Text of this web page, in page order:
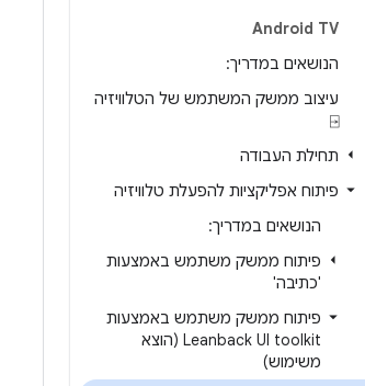
Android TV
הנושאים במדריך:
עיצוב ממשק המשתמש של הטלוויזיה
⍈
תחילת העבודה
פיתוח אפליקציות להפעלת טלוויזיה
הנושאים במדריך:
פיתוח ממשק משתמש באמצעות
'כתיבה'
פיתוח ממשק משתמש באמצעות
Leanback UI toolkit (הוצא
משימוש)